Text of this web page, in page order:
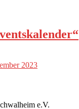
2023
e.V.